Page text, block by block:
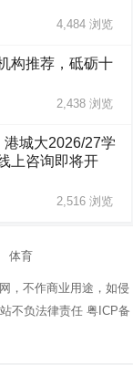
4,484浏览
构推荐，砥砺十
2,438浏览
城大2026/27学
上咨询即将开
2,516浏览
体育
，不作商业用途，如侵
不负法律责任粤ICP备